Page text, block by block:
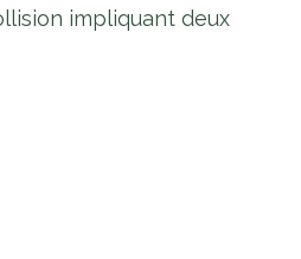
impliquant deux